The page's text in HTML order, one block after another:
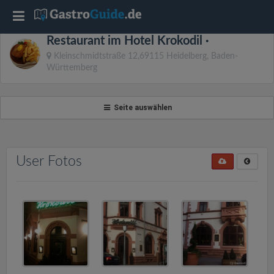
Restaurant im Hotel Krokodil ·
Kleinschmidtstraße 12,69115 Heidelberg, Baden-
Württemberg
Seite auswählen
User Fotos
T
o
a